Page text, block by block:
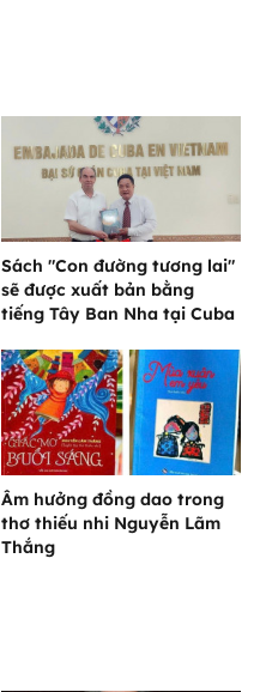
Sách "Con đường tương lai"
sẽ được xuất bản bằng
tiếng Tây Ban Nha tại Cuba
Âm hưởng đồng dao trong
thơ thiếu nhi Nguyễn Lãm
Thắng